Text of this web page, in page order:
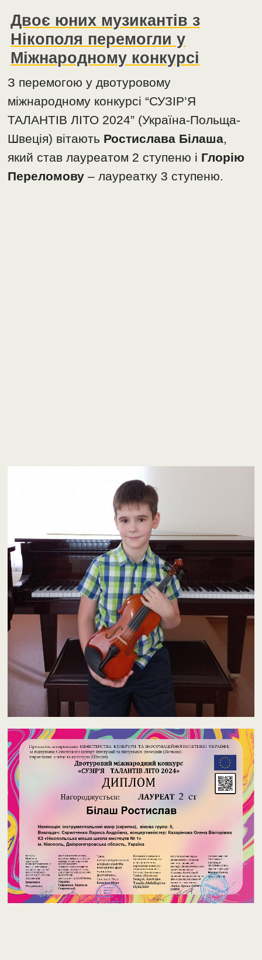
Двоє юних музикантів з
Нікополя перемогли у
Міжнародному конкурсі
З перемогою у двотуровому
міжнародному конкурсі “СУЗІР’Я
ТАЛАНТІВ ЛІТО 2024” (Україна-Польща-
Швеція) вітають Ростислава Білаша,
який став лауреатом 2 ступеню і Глорію
Переломову – лауреатку 3 ступеню.